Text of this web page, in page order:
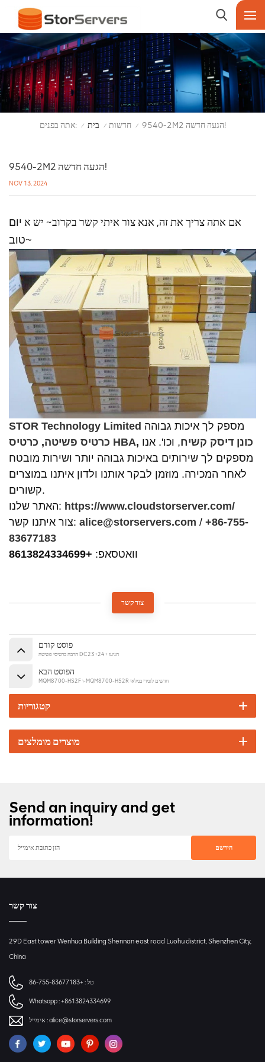
אתה בפנים: / בית / חדשות / 9540-2M2 הגעה חדשה!
9540-2M2 הגעה חדשה!
NOV 13, 2024
אם אתה צריך את זה, אנא צור איתי קשר בקרוב~ יש א יום
טוב~
STOR Technology Limited מספק לך איכות גבוהה
כרטיס פשיטה, כרטיס HBA, כונן דיסק קשיח, וכו'. אנו
מספקים לך שירותים באיכות גבוהה יותר ושירות מובטח
לאחר המכירה. מוזמן לבקר אותנו ולדון איתנו במוצרים
קשורים.
האתר שלנו: https://www.cloudstorserver.com/
צור איתנו קשר: alice@storservers.com / +86-755-
83677183
וואטסאפ: +8613824334699
צור קשר
פוסט קודם
הרבה כרטיסי פשיטה DC23+24+ הגיעו
הפוסט הבא
MQM8700-HS2F ו-MQM8700-HS2R חדשים לגמרי במלאי
קטגוריות
מוצרים מומלצים
Send an inquiry and get
information!
צור קשר
29D East tower Wenhua Building Shennan east road Luohu district, Shenzhen City,
China
טל : +86-755-83677183
Whatsapp :+8613824334699
אימייל :alice@storservers.com